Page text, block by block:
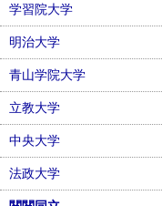
学習院大学
明治大学
青山学院大学
立教大学
中央大学
法政大学